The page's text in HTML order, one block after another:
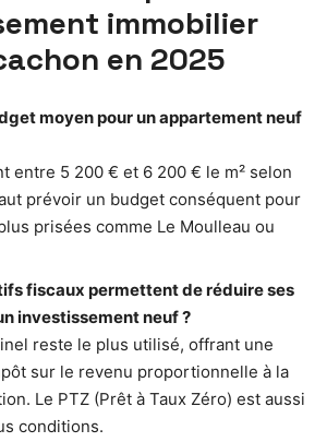
immobilier
en 2025
moyen pour un appartement neuf
entre 5 200 € et 6 200 € le m² selon
prévoir un budget conséquent pour
prisées comme Le Moulleau ou
fiscaux permettent de réduire ses
investissement neuf ?
reste le plus utilisé, offrant une
sur le revenu proportionnelle à la
Le PTZ (Prêt à Taux Zéro) est aussi
conditions.